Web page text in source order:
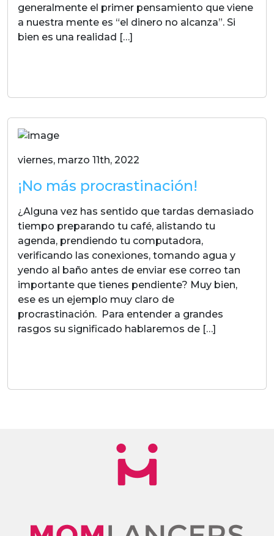
generalmente el primer pensamiento que viene
a nuestra mente es “el dinero no alcanza”. Si
bien es una realidad […]
viernes, marzo 11th, 2022
¡No más procrastinación!
¿Alguna vez has sentido que tardas demasiado
tiempo preparando tu café, alistando tu
agenda, prendiendo tu computadora,
verificando las conexiones, tomando agua y
yendo al baño antes de enviar ese correo tan
importante que tienes pendiente? Muy bien,
ese es un ejemplo muy claro de
procrastinación. Para entender a grandes
rasgos su significado hablaremos de […]